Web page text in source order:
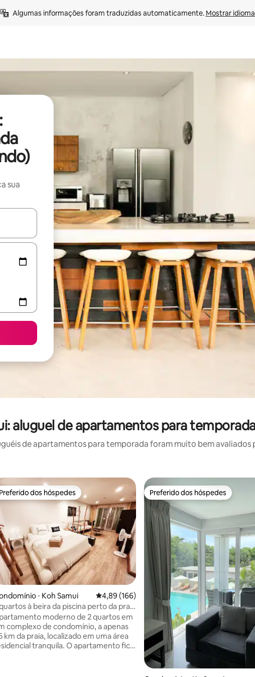
Algumas informações foram traduzidas automaticamente. Mostrar
sua
explore-os usando as seta para cima e para baixo do teclado ou tocando e
aluguel de apartamentos para
de apartamentos para temporada foram muito bem avaliados
média de 5, 54 avaliações
Preferido dos hóspedes
Preferido dos hóspedes
⋅ Koh Samui 4,89 de uma avaliação média de 5, 166
4,89 (166)
à beira da piscina perto da praia
filtrada no quarto
moderno de 2 quartos em
complexo de condomínio, a apenas
km da praia, localizado em uma área
tranquila. O apartamento fica
Preferido dos hóspedes
Preferido dos hóspedes